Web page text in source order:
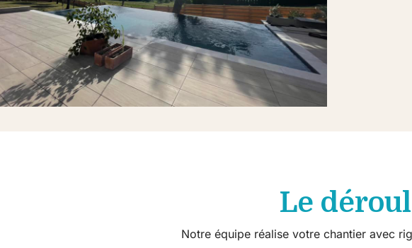
Le
Notre équipe réalise votre chantier avec